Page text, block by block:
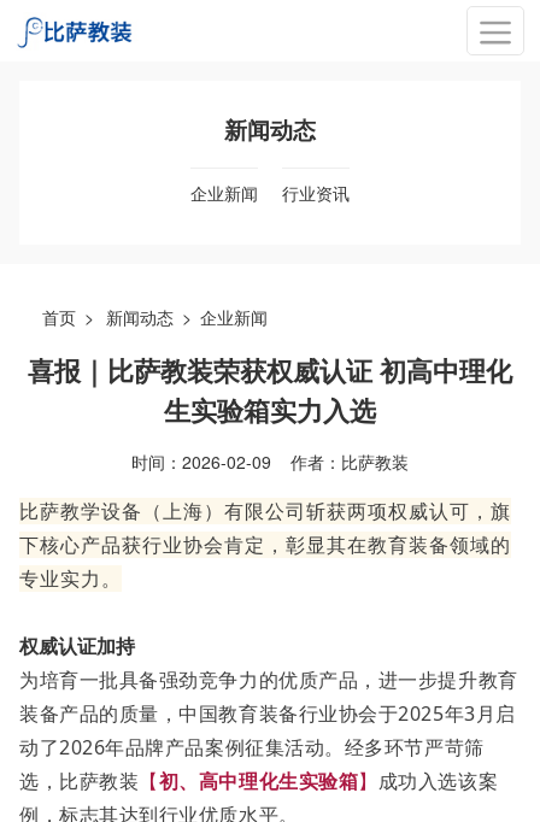
新闻动态
企业新闻 行业资讯
首页 > 新闻动态 > 企业新闻
喜报｜比萨教装荣获权威认证 初高中理化
生实验箱实力入选
时间：2026-02-09 作者：比萨教装
比萨教学设备（上海）有限公司斩获两项权威认可，旗
下核心产品获行业协会肯定，彰显其在教育装备领域的
专业实力。
权威认证加持
为培育一批具备强劲竞争力的优质产品，进一步提升教育
装备产品的质量，中国教育装备行业协会于2025年3月启
动了2026年品牌产品案例征集活动。经多环节严苛筛
选，比萨教装 【初、高中理化生实验箱】 成功入选该案
例，标志其达到行业优质水平。